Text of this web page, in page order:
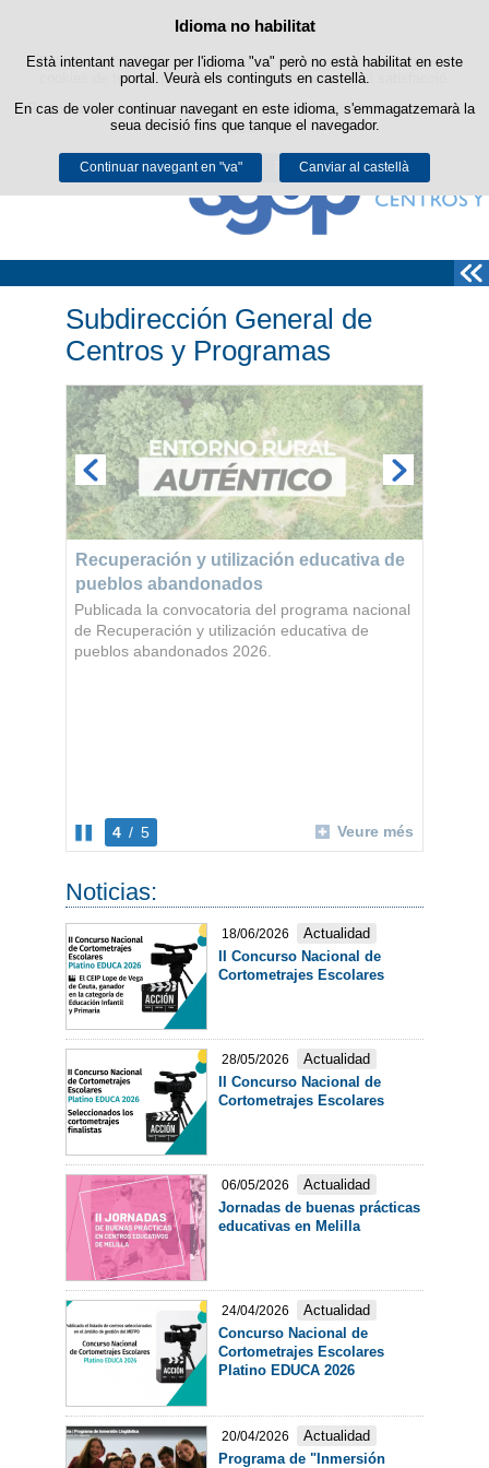
Política de cookies
Este lloc web utilitza cookies pròpies per a facilitar la navegació i
cookies de tercers per a obtindre estadístiques d'ús i satisfacció.
Podeu obtindre més informació en l'apartat "Cookies" del nostreavís
legal.
Acceptar Rebutjar
Idioma no habilitat
Està intentant navegar per l'idioma "va" però no està habilitat en este
portal. Veurà els continguts en castellà.
En cas de voler continuar navegant en este idioma, s'emmagatzemarà la
seua decisió fins que tanque el navegador.
Continuar navegant en "va" Canviar al castellà
Passar al contingut
Subdirección General de
Centros y Programas
Recuperación y utilización educativa de
pueblos abandonados
Publicada la convocatoria del programa nacional
de Recuperación y utilización educativa de
pueblos abandonados 2026.
Veure més
4 / 5
Noticias:
18/06/2026
Actualidad
II Concurso Nacional de
Cortometrajes Escolares
28/05/2026
Actualidad
II Concurso Nacional de
Cortometrajes Escolares
06/05/2026
Actualidad
Jornadas de buenas prácticas
educativas en Melilla
24/04/2026
Actualidad
Concurso Nacional de
Cortometrajes Escolares
Platino EDUCA 2026
20/04/2026
Actualidad
Programa de "Inmersión